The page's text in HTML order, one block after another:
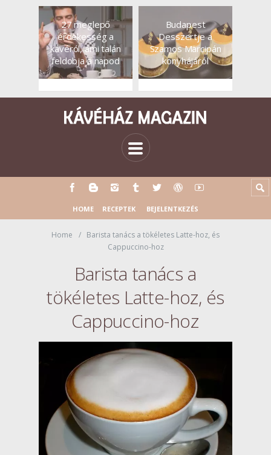
27 meglepő
érdekesség a
kávéról, ami talán
feldobja a napod
Budapest
Desszertje a
Szamos Marcipán
konyhájáról
HOME RECEPTEK BEJELENTKEZÉS
Home
Barista tanács a tökéletes Latte-hoz, és
Cappuccino-hoz
Barista tanács a
tökéletes Latte-hoz, és
Cappuccino-hoz